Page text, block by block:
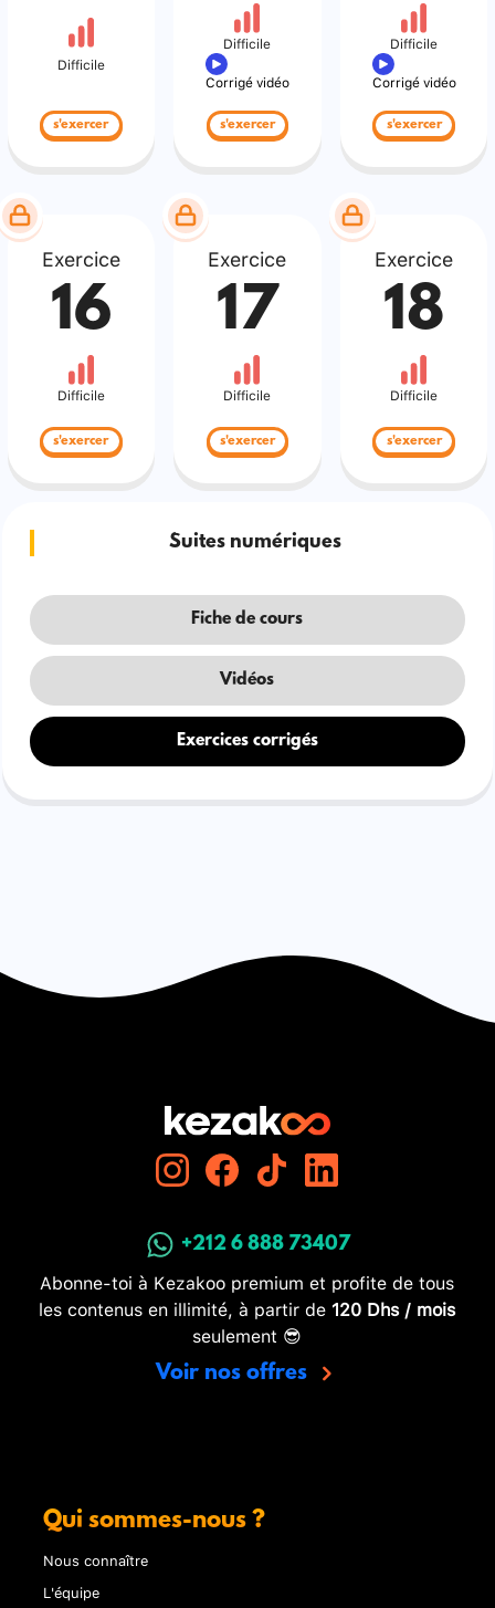
Difficile
s'exercer
Difficile
Corrigé vidéo
s'exercer
Difficile
Corrigé vidéo
s'exercer
Exercice
16
Difficile
s'exercer
Exercice
17
Difficile
s'exercer
Exercice
18
Difficile
s'exercer
Suites numériques
Fiche de cours
Vidéos
Exercices corrigés
+212 6 888 73407
Abonne-toi à Kezakoo premium et profite de tous
les contenus en illimité, à partir de 120 Dhs / mois
seulement 😎
Voir nos offres
Qui sommes-nous ?
Nous connaître
L'équipe